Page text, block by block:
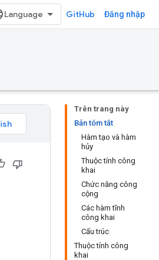
GitHub Đăng nhập
Trên trang này
Bản tóm tắt
Hàm tạo và hàm
hủy
Thuộc tính công
khai
Chức năng công
cộng
Các hàm tĩnh
công khai
Cấu trúc
Thuộc tính công
khai